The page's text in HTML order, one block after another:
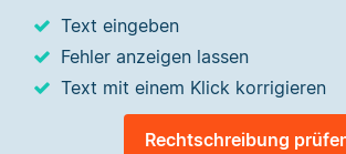
Text eingeben
Fehler anzeigen lassen
Text mit einem Klick korrigieren
Rechtschreibung